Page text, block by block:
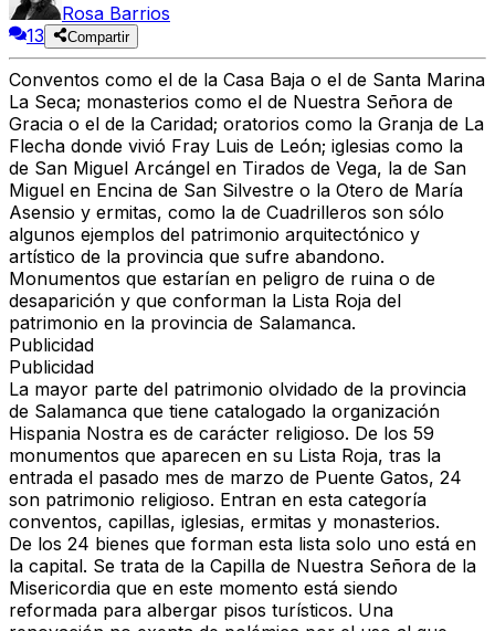
Rosa Barrios
13
Compartir
Conventos como el de la Casa Baja o el de Santa Marina
La Seca; monasterios como el de Nuestra Señora de
Gracia o el de la Caridad; oratorios como la Granja de La
Flecha donde vivió Fray Luis de León; iglesias como la
de San Miguel Arcángel en Tirados de Vega, la de San
Miguel en Encina de San Silvestre o la Otero de María
Asensio y ermitas, como la de Cuadrilleros son sólo
algunos ejemplos del patrimonio arquitectónico y
artístico de la provincia que sufre abandono.
Monumentos que estarían en peligro de ruina o de
desaparición y que conforman la Lista Roja del
patrimonio en la provincia de Salamanca.
Publicidad
Publicidad
La mayor parte del patrimonio olvidado de la provincia
de Salamanca que tiene catalogado la organización
Hispania Nostra es de carácter religioso. De los 59
monumentos que aparecen en su Lista Roja, tras la
entrada el pasado mes de marzo de Puente Gatos, 24
son patrimonio religioso. Entran en esta categoría
conventos, capillas, iglesias, ermitas y monasterios.
De los 24 bienes que forman esta lista solo uno está en
la capital. Se trata de la Capilla de Nuestra Señora de la
Misericordia que en este momento está siendo
reformada para albergar pisos turísticos. Una